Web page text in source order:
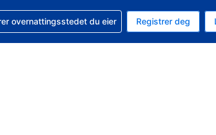
dollar som valuta
Norsk som språk
bookingen din
overnattingsstedet du eier Registrer deg